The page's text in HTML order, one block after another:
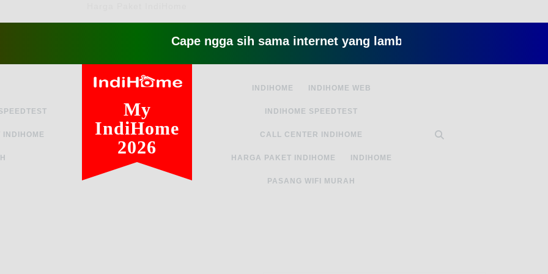
Cape ngga sih sama internet yang lambat gitu gitu aja dah
INDIHOME
My
IndiHome
2026
INDIHOME INDIHOME WEB
INDIHOME SPEEDTEST
CALL CENTER INDIHOME
HARGA PAKET INDIHOME INDIHOME
PASANG WIFI MURAH